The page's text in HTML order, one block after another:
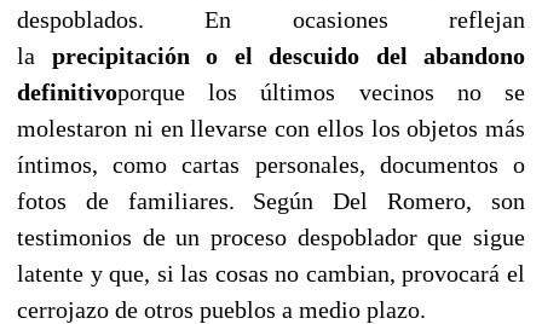
despoblados. En ocasiones reflejan
la precipitación o el descuido del abandono
definitivoporque los últimos vecinos no se
molestaron ni en llevarse con ellos los objetos más
íntimos, como cartas personales, documentos o
fotos de familiares. Según Del Romero, son
testimonios de un proceso despoblador que sigue
latente y que, si las cosas no cambian, provocará el
cerrojazo de otros pueblos a medio plazo.